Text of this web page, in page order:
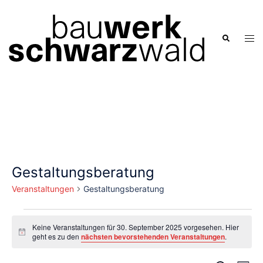
Suche
Gestaltungsberatung
Veranstaltungen Gestaltungsberatung
für
Hinweis
Keine Veranstaltungen für 30. September 2025 vorgesehen. Hier
geht es zu dennächsten bevorstehenden Veranstaltungen.